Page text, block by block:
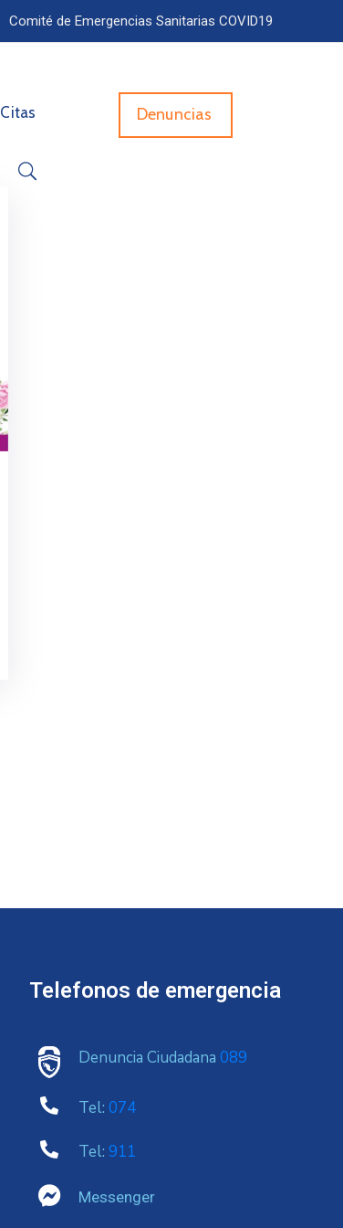
Comité de Emergencias Sanitarias COVID19
Citas Denuncias
Telefonos de emergencia
Denuncia Ciudadana 089
Tel: 074
Tel: 911
Messenger